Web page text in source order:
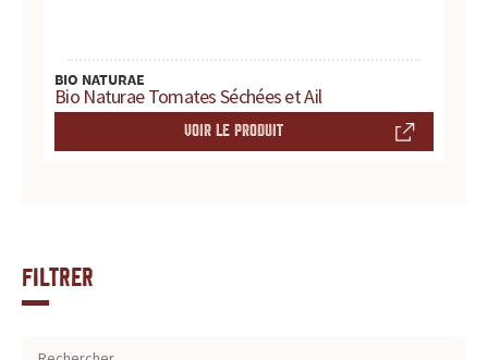
BIO NATURAE
Bio Naturae Tomates Séchées et Ail
VOIR LE PRODUIT
Filtrer